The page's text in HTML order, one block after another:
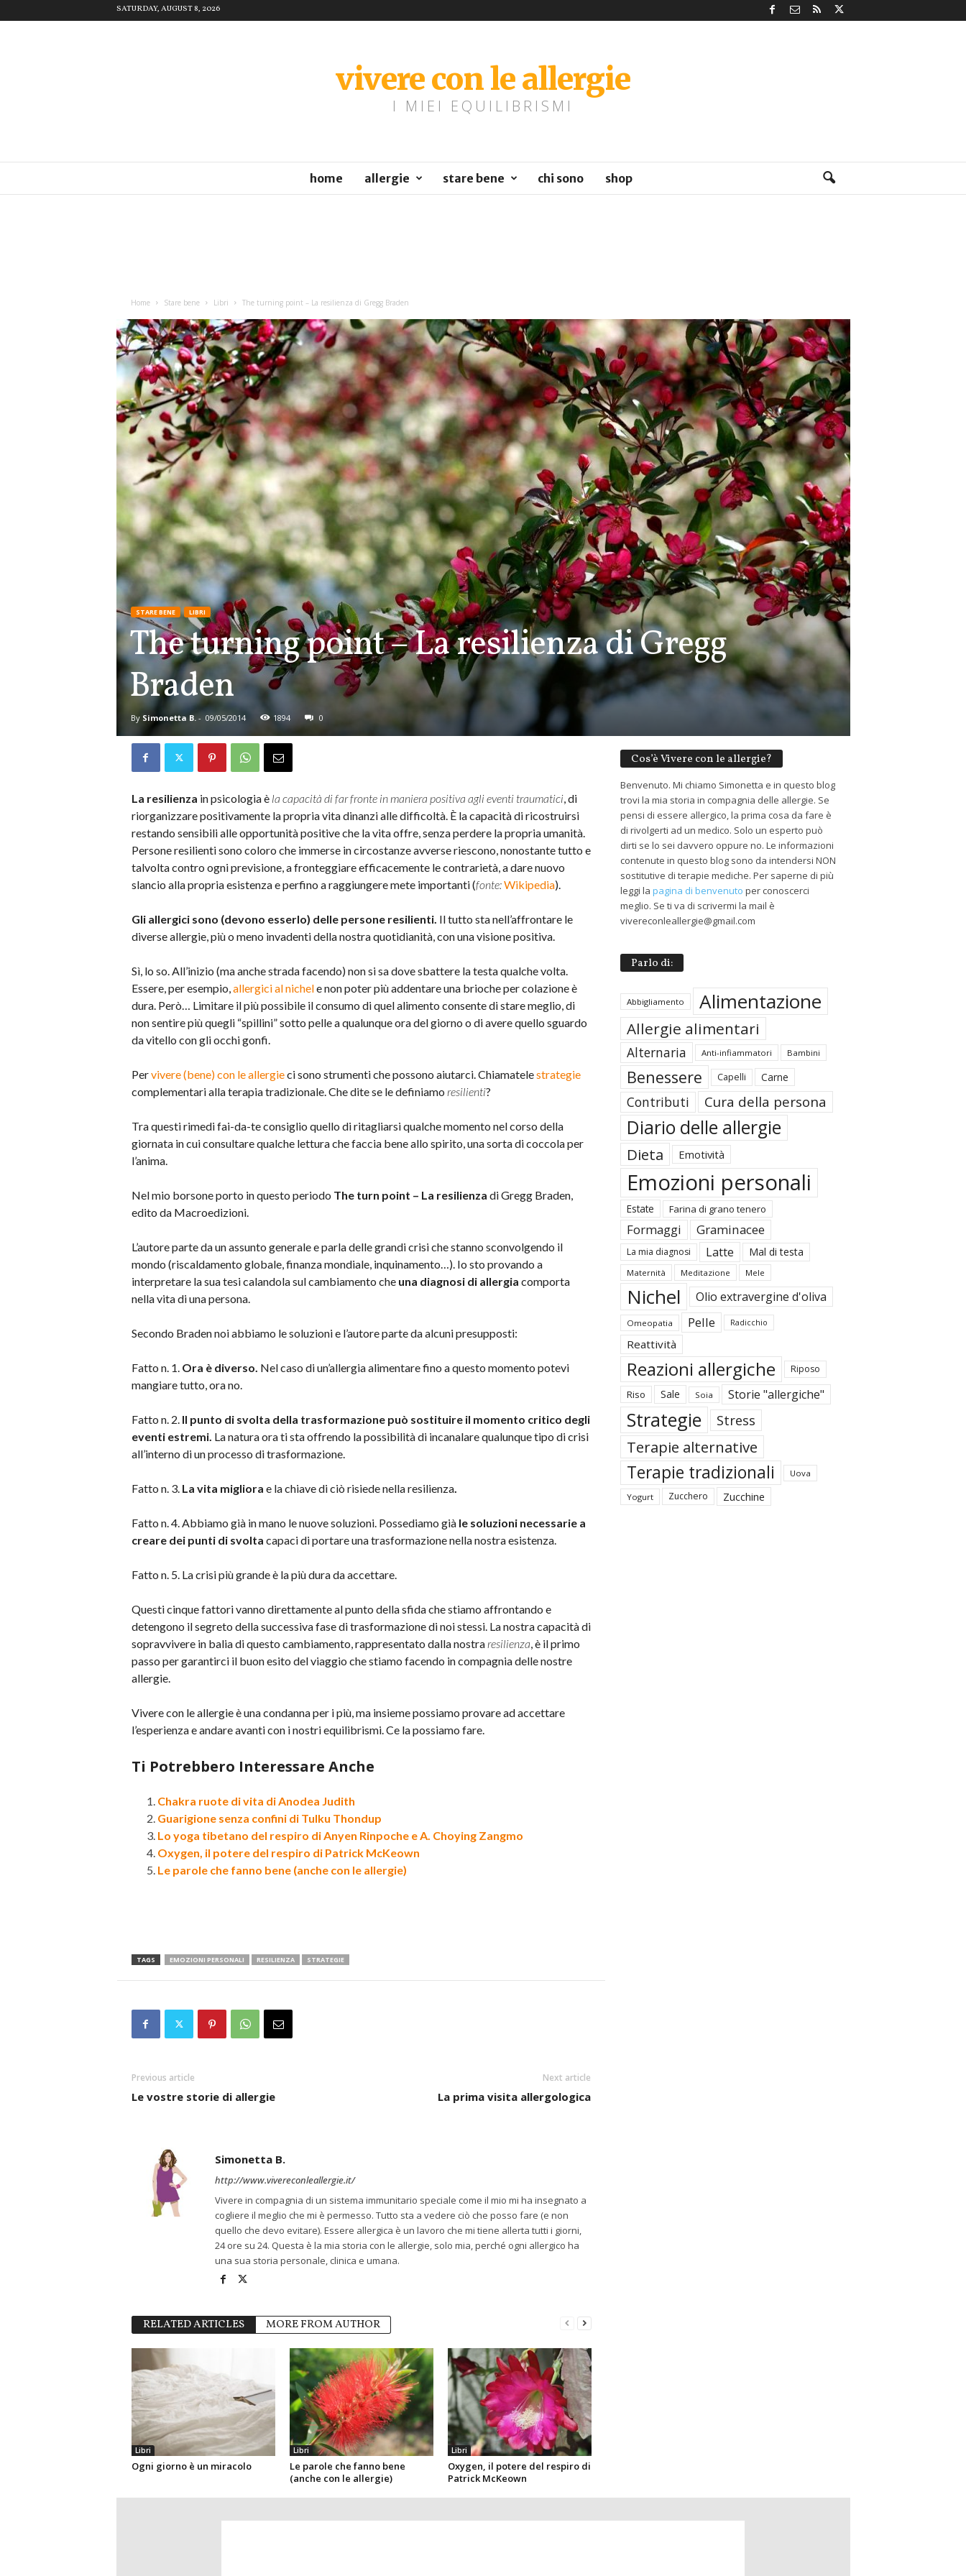
SATURDAY, AUGUST 8, 2026
vivere con le allergie
I MIEI EQUILIBRISMI
home allergie stare bene chi sono shop
Home Stare bene Libri The turning point – La resilienza di Gregg Braden
STARE BENE LIBRI
The turning point – La resilienza di Gregg
Braden
By Simonetta B.- 09/05/2014 1894 0
La resilienza in psicologia è la capacità di far fronte in maniera positiva agli eventi traumatici, di
riorganizzare positivamente la propria vita dinanzi alle difficoltà. È la capacità di ricostruirsi
restando sensibili alle opportunità positive che la vita offre, senza perdere la propria umanità.
Persone resilienti sono coloro che immerse in circostanze avverse riescono, nonostante tutto e
talvolta contro ogni previsione, a fronteggiare efficacemente le contrarietà, a dare nuovo
slancio alla propria esistenza e perfino a raggiungere mete importanti (fonte:Wikipedia).
Gli allergici sono (devono esserlo) delle persone resilienti. Il tutto sta nell’affrontare le
diverse allergie, più o meno invadenti della nostra quotidianità, con una visione positiva.
Sì, lo so. All’inizio (ma anche strada facendo) non si sa dove sbattere la testa qualche volta.
Essere, per esempio,allergici al nichele non poter più addentare una brioche per colazione è
dura. Però… Limitare il più possibile il consumo di quel alimento consente di stare meglio, di
non sentire più quegli “spillini” sotto pelle a qualunque ora del giorno o di avere quello sguardo
da vitello con gli occhi gonfi.
Pervivere (bene) con le allergieci sono strumenti che possono aiutarci. Chiamatelestrategie
complementari alla terapia tradizionale. Che dite se le definiamo resilienti?
Tra questi rimedi fai-da-te consiglio quello di ritagliarsi qualche momento nel corso della
giornata in cui consultare qualche lettura che faccia bene allo spirito, una sorta di coccola per
l’anima.
Nel mio borsone porto in questo periodo The turn point – La resilienza di Gregg Braden,
edito da Macroedizioni.
L’autore parte da un assunto generale e parla delle grandi crisi che stanno sconvolgendo il
mondo (riscaldamento globale, finanza mondiale, inquinamento…). Io sto provando a
interpretare la sua tesi calandola sul cambiamento che una diagnosi di allergia comporta
nella vita di una persona.
Secondo Braden noi abbiamo le soluzioni e l’autore parte da alcuni presupposti:
Fatto n. 1.Ora è diverso. Nel caso di un’allergia alimentare fino a questo momento potevi
mangiare tutto, ora no.
Fatto n. 2.Il punto di svolta della trasformazione può sostituire il momento critico degli
eventi estremi. La natura ora ti sta offrendo la possibilità di incanalare qualunque tipo di crisi
all’interno di un processo di trasformazione.
Fatto n. 3.La vita migliora e la chiave di ciò risiede nella resilienza.
Fatto n. 4. Abbiamo già in mano le nuove soluzioni. Possediamo già le soluzioni necessarie a
creare dei punti di svolta capaci di portare una trasformazione nella nostra esistenza.
Fatto n. 5. La crisi più grande è la più dura da accettare.
Questi cinque fattori vanno direttamente al punto della sfida che stiamo affrontando e
detengono il segreto della successiva fase di trasformazione di noi stessi. La nostra capacità di
sopravvivere in balia di questo cambiamento, rappresentato dalla nostra resilienza, è il primo
passo per garantirci il buon esito del viaggio che stiamo facendo in compagnia delle nostre
allergie.
Vivere con le allergie è una condanna per i più, ma insieme possiamo provare ad accettare
l’esperienza e andare avanti con i nostri equilibrismi. Ce la possiamo fare.
Ti Potrebbero Interessare Anche
Chakra ruote di vita di Anodea Judith
Guarigione senza confini di Tulku Thondup
Lo yoga tibetano del respiro di Anyen Rinpoche e A. Choying Zangmo
Oxygen, il potere del respiro di Patrick McKeown
Le parole che fanno bene (anche con le allergie)
TAGS EMOZIONI PERSONALI RESILIENZA STRATEGIE
Previous article
Le vostre storie di allergie
Next article
La prima visita allergologica
Simonetta B.
http://www.vivereconleallergie.it/
Vivere in compagnia di un sistema immunitario speciale come il mio mi ha insegnato a
cogliere il meglio che mi è permesso. Tutto sta a vedere ciò che posso fare (e non
quello che devo evitare). Essere allergica è un lavoro che mi tiene allerta tutti i giorni,
24 ore su 24. Questa è la mia storia con le allergie, solo mia, perché ogni allergico ha
una sua storia personale, clinica e umana.
RELATED ARTICLES MORE FROM AUTHOR
Libri
Ogni giorno è un miracolo
Libri
Le parole che fanno bene
(anche con le allergie)
Libri
Oxygen, il potere del respiro di
Patrick McKeown
Cos’è Vivere con le allergie?
Benvenuto. Mi chiamo Simonetta e in questo blog
trovi la mia storia in compagnia delle allergie. Se
pensi di essere allergico, la prima cosa da fare è
di rivolgerti ad un medico. Solo un esperto può
dirti se lo sei davvero oppure no. Le informazioni
contenute in questo blog sono da intendersi NON
sostitutive di terapie mediche. Per saperne di più
leggi la pagina di benvenuto per conoscerci
meglio. Se ti va di scrivermi la mail è
vivereconleallergie@gmail.com
Parlo di:
Abbigliamento Alimentazione
Allergie alimentari
Alternaria Anti-infiammatori Bambini
Benessere Capelli Carne
Contributi Cura della persona
Diario delle allergie
Dieta Emotività
Emozioni personali
Estate Farina di grano tenero
Formaggi Graminacee
La mia diagnosi Latte Mal di testa
Maternità Meditazione Mele
Nichel Olio extravergine d'oliva
Omeopatia Pelle Radicchio
Reattività
Reazioni allergiche Riposo
Riso Sale Soia Storie "allergiche"
Strategie Stress
Terapie alternative
Terapie tradizionali Uova
Yogurt Zucchero Zucchine